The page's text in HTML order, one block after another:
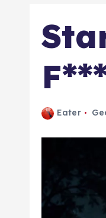
Eater